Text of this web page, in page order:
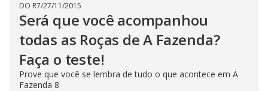
DO R7/27/11/2015
Será que você acompanhou
todas as Roças de A Fazenda?
Faça o teste!
Prove que você se lembra de tudo o que acontece em A
Fazenda 8